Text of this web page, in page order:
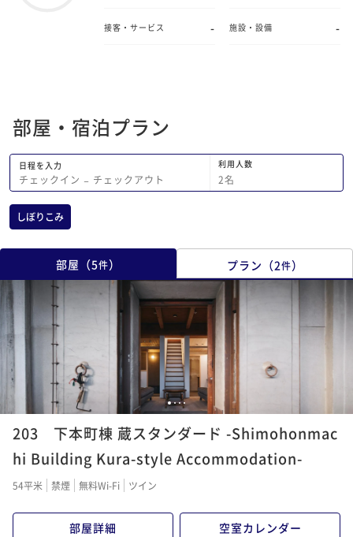
接客・サービス - 施設・設備 -
部屋・宿泊プラン
日程を入力
チェックイン − チェックアウト
利用人数
2名
しぼりこみ
部屋 （5件） プラン （2件）
1234
203 下本町棟 蔵スタンダード -Shimohonmac
hi Building Kura-style Accommodation-
54平米 禁煙 無料Wi-Fi ツイン
部屋詳細 空室カレンダー